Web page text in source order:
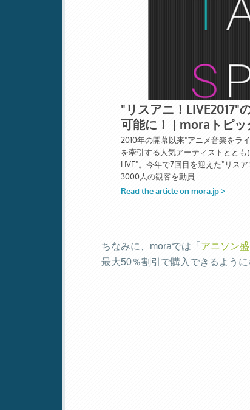
ちなみに、moraでは「 アニソン
最大50％割引で購入できるように